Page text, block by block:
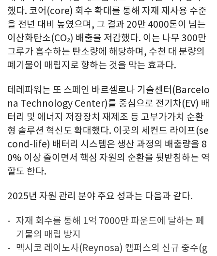
했다. 코어(core) 회수 확대를 통해 자재 재사용 수준
을 전년 대비 높였으며, 그 결과 20만 4000톤이 넘는
이산화탄소(CO₂) 배출을 저감했다. 이는 나무 300만
그루가 흡수하는 탄소량에 해당하며, 수천 대 분량의
폐기물이 매립지로 향하는 것을 막는 효과다.
테레파워는 또 스페인 바르셀로나 기술센터(Barcelo
na Technology Center)를 중심으로 전기차(EV) 배
터리 및 에너지 저장장치 재제조 등 고부가가치 순환
형 솔루션 혁신도 확대했다. 이곳의 세컨드 라이프(se
cond-life) 배터리 시스템은 생산 과정의 배출량을 8
0% 이상 줄이면서 핵심 자원의 순환을 뒷받침하는 역
할도 한다.
2025년 자원 관리 분야 주요 성과는 다음과 같다.
자재 회수를 통해 1억 7000만 파운드에 달하는 폐
기물의 매립 방지
멕시코 레이노사(Reynosa) 캠퍼스의 신규 중수(g